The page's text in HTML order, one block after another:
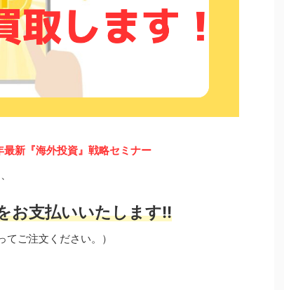
新『海外投資』戦略セミナー
お支払いいたします!!
てご注文ください。）